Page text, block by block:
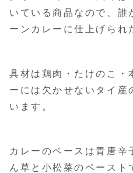
いている商品なので、誰
ーンカレーに仕上げられ
具材は鶏肉・たけのこ・
ーには欠かせないタイ産
います。
カレーのベースは青唐辛
ん草と小松菜のペースト